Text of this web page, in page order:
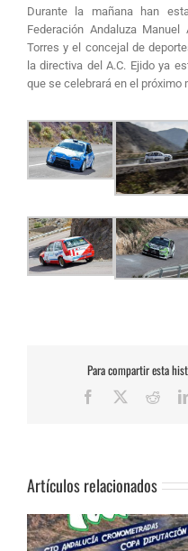
Durante la mañana han
Federación Andaluza
Torres y el concejal de
la directiva del A.C. Ejido ya
que se celebrará en el próximo
Para compartir esta
Facebook
Artículos relacionados